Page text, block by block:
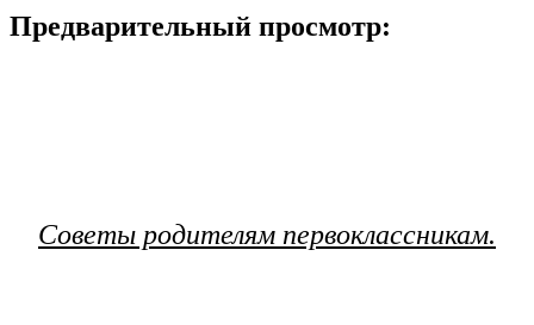
Предварительный просмотр:
Советы родителям первоклассникам.